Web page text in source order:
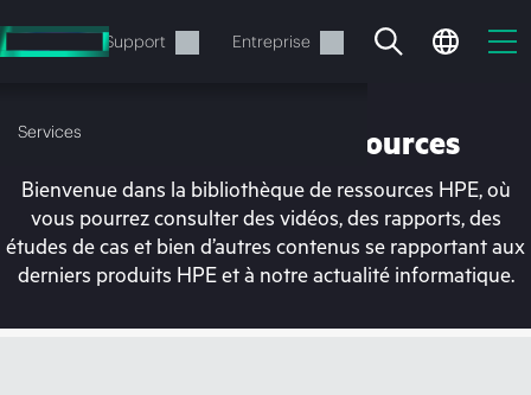
au
contenu
Support Entreprise
Services
Votre panier est
Bibliothèque de ressources
Bienvenue dans la bibliothèque de ressources HPE, où
vous pourrez consulter des vidéos, des rapports, des
études de cas et bien d’autres contenus se rapportant aux
derniers produits HPE et à notre actualité informatique.